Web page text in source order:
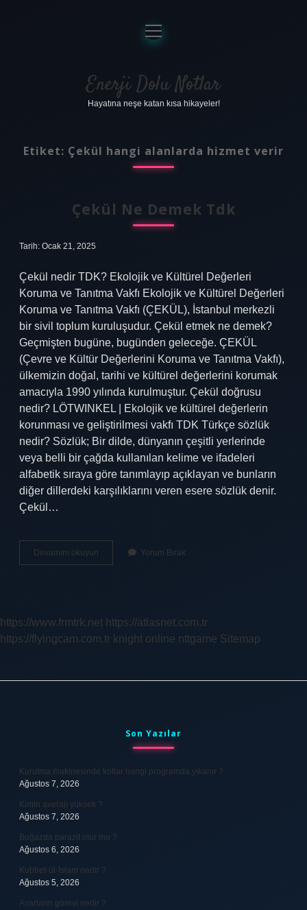
Anasayfa
Gizlilik Politikası
Yasal Uyarı
menüyü
aç
Enerji Dolu Notlar
Hayatına neşe katan kısa hikayeler!
Etiket: Çekül hangi alanlarda hizmet verir
Çekül Ne Demek Tdk
Tarih: Ocak 21, 2025
Çekül nedir TDK? Ekolojik ve Kültürel Değerleri
Koruma ve Tanıtma Vakfı Ekolojik ve Kültürel Değerleri
Koruma ve Tanıtma Vakfı (ÇEKÜL), İstanbul merkezli
bir sivil toplum kuruluşudur. Çekül etmek ne demek?
Geçmişten bugüne, bugünden geleceğe. ÇEKÜL
(Çevre ve Kültür Değerlerini Koruma ve Tanıtma Vakfı),
ülkemizin doğal, tarihi ve kültürel değerlerini korumak
amacıyla 1990 yılında kurulmuştur. Çekül doğrusu
nedir? LÖTWINKEL | Ekolojik ve kültürel değerlerin
korunması ve geliştirilmesi vakfı TDK Türkçe sözlük
nedir? Sözlük; Bir dilde, dünyanın çeşitli yerlerinde
veya belli bir çağda kullanılan kelime ve ifadeleri
alfabetik sıraya göre tanımlayıp açıklayan ve bunların
diğer dillerdeki karşılıklarını veren esere sözlük denir.
Çekül…
Devamını okuyun
Ne
Yorum Bırak
https://www.frmtrk.net https://atlasnet.com.tr
https://flyingcam.com.tr knight online nttgame Sitemap
Son Yazılar
Kurutma makinesinde kotlar hangi programda yıkanır ?
Ağustos 7, 2026
Kimin averajı yüksek ?
Ağustos 7, 2026
Boğazda parazit olur mu ?
Ağustos 6, 2026
Kubbet-ül-İslam nedir ?
Ağustos 5, 2026
Avarların görevi nedir ?